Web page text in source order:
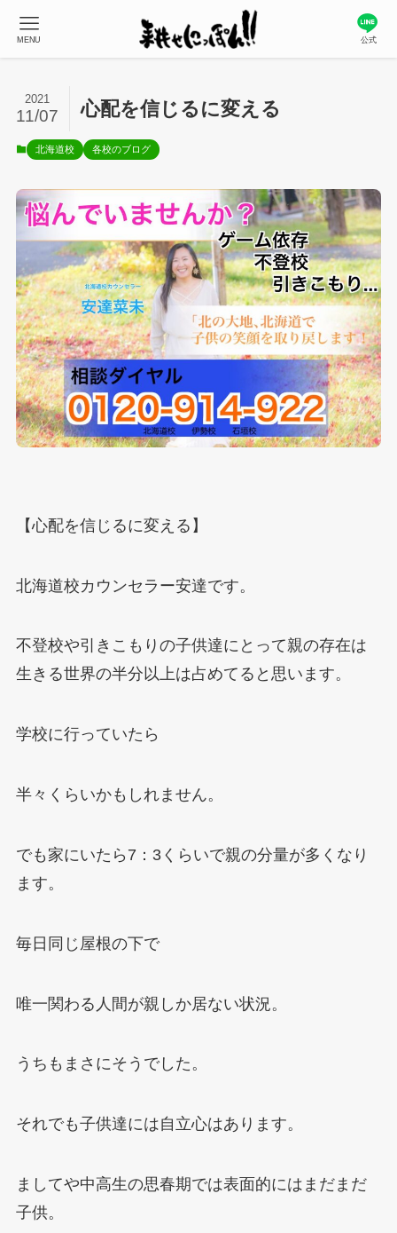
公式
MENU
心配を信じるに変える
2021
11/07
北海道校 各校のブログ
【心配を信じるに変える】
北海道校カウンセラー安達です。
不登校や引きこもりの子供達にとって親の存在は
生きる世界の半分以上は占めてると思います。
学校に行っていたら
半々くらいかもしれません。
でも家にいたら 7 ： 3くらいで親の分量が多くなり
ます。
毎日同じ屋根の下で
唯一関わる人間が親しか居ない状況。
うちもまさにそうでした。
それでも子供達には自立心はあります。
ましてや中高生の思春期では表面的にはまだまだ
子供。